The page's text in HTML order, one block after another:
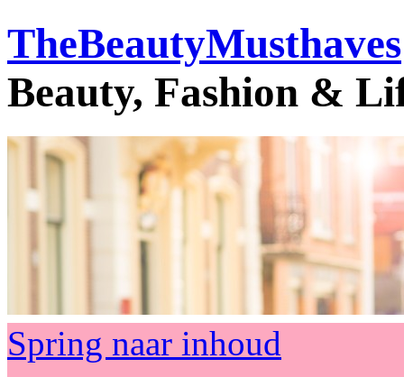
TheBeautyMusthaves
Beauty, Fashion &
Spring naar inhoud